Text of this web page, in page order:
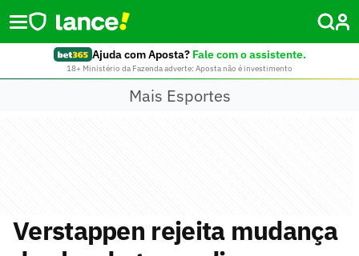
Ajuda com Aposta? Fale com o assistente.
18+ Ministério da Fazenda adverte: Aposta não é investimento
Mais Esportes
Verstappen rejeita mudança